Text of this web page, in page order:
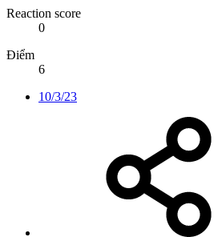
Reaction score
0
Điểm
6
10/3/23